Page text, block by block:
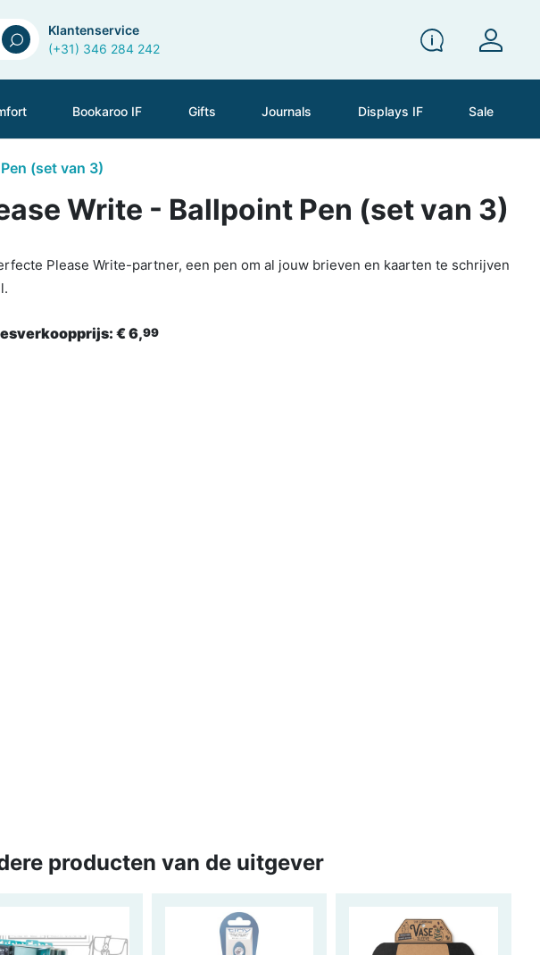
Klantenservice
(+31) 346 284 242
Bookaroo IF Gifts Journals Displays IF Sale
(set van 3)
Write - Ballpoint Pen (set van 3)
Please Write-partner, een pen om al jouw brieven en kaarten te schrijven
€ 6,99
producten van de uitgever